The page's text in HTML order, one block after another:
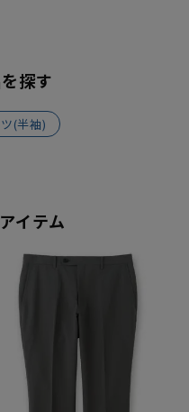
探す
(半袖)
イテム